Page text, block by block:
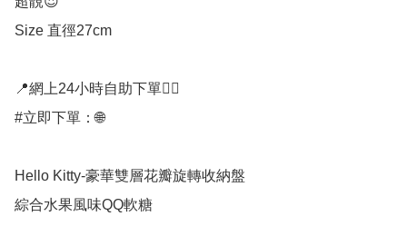
Size 直徑27cm
📍網上24小時自助下單👍🏻
#立即下單：🌐
Hello Kitty-豪華雙層花瓣旋轉收納盤
綜合水果風味QQ軟糖